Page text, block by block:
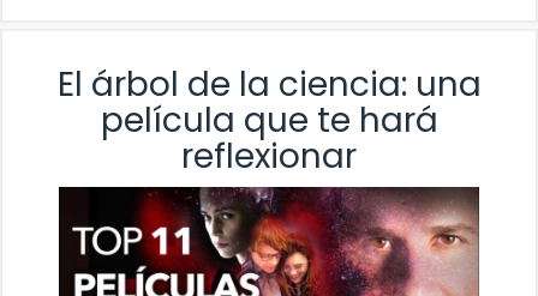
El árbol de la ciencia: una
película que te hará
reflexionar